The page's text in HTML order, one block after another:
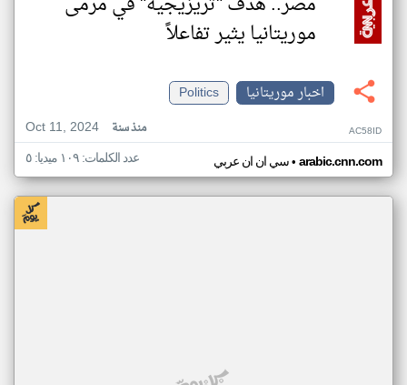
موريتانيا يثير تفاعلاً
اخبار موريتانيا
Politics
Oct 11, 2024
منذ سنة AC58ID
سي ان ان عربي• arabic.cnn.com عدد الكلمات: ١٠٩ ميديا: ٥